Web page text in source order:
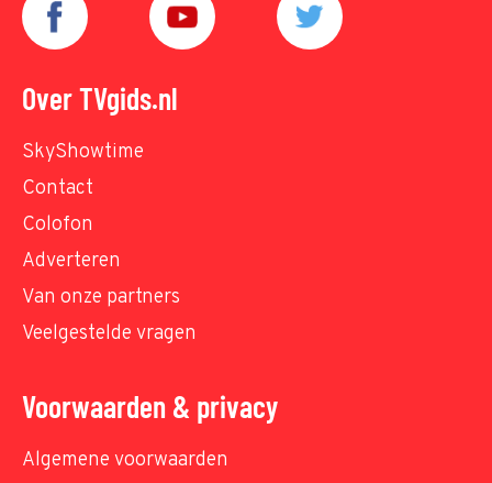
Over TVgids.nl
SkyShowtime
Contact
Colofon
Adverteren
Van onze partners
Veelgestelde vragen
Voorwaarden & privacy
Algemene voorwaarden